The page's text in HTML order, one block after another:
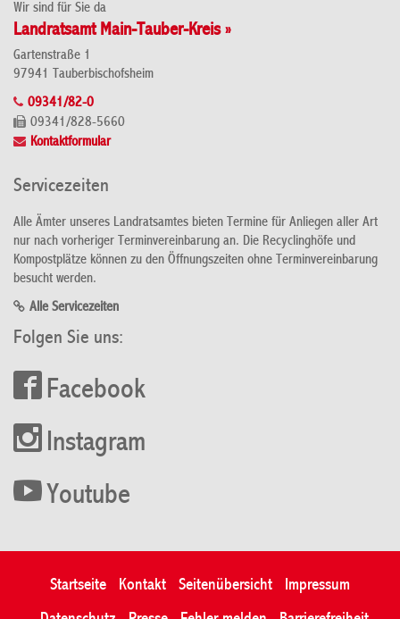
Wir sind für Sie da
Landratsamt Main-Tauber-Kreis »
Gartenstraße 1
97941 Tauberbischofsheim
09341/82-0
09341/828-5660
Kontaktformular
Servicezeiten
Alle Ämter unseres Landratsamtes bieten Termine für Anliegen aller Art
nur nach vorheriger Terminvereinbarung an. Die Recyclinghöfe und
Kompostplätze können zu den Öffnungszeiten ohne Terminvereinbarung
besucht werden.
Alle Servicezeiten
Folgen Sie uns:
Facebook
Instagram
Youtube
Startseite Kontakt Seitenübersicht
Impressum